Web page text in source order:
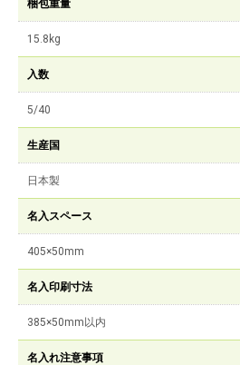
梱包重量
15.8kg
入数
5/40
生産国
日本製
名入スペース
405×50mm
名入印刷寸法
385×50mm以内
名入れ注意事項